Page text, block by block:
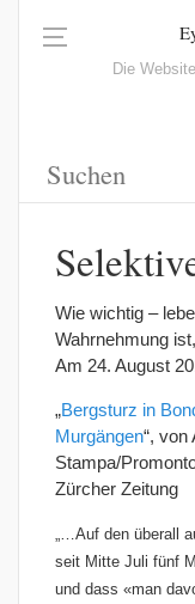
Die
Wie wichtig –
Wahrnehmung
Am 24. August
„Bergsturz in
Murgängen“, von
Stampa/
Zürcher Zeitung
„…Auf den überall
seit Mitte Juli fünf
und dass «man